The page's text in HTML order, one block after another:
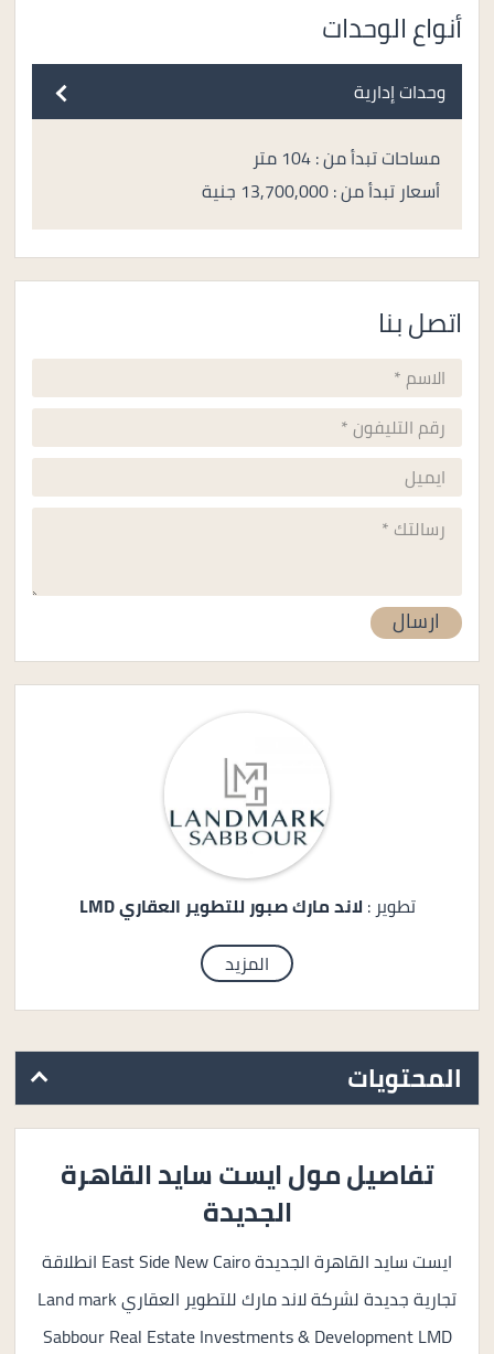
أنواع الوحدات
وحدات إدارية
مساحات تبدأ من : 104 متر
أسعار تبدأ من : 13,700,000 جنية
اتصل بنا
تطوير :لاند مارك صبور للتطوير العقاري LMD
المزيد
المحتويات
تفاصيل مول ايست سايد القاهرة
الجديدة
ايست سايد القاهرة الجديدة East Side New Cairo انطلاقة
تجارية جديدة لشركة لاند مارك للتطوير العقاري Land mark
Sabbour Real Estate Investments & Development LMD